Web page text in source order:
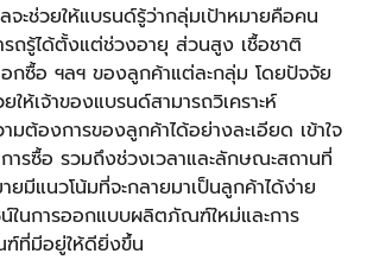
จะช่วยให้แบรนด์รู้ว่ากลุ่มเป้าหมายคือคน
ถรู้ได้ตั้งแต่ช่วงอายุ ส่วนสูง เชื้อชาติ
กซื้อ ฯลฯ ของลูกค้าแต่ละกลุ่ม โดยปัจจัย
ให้เจ้าของแบรนด์สามารถวิเคราะห์
มต้องการของลูกค้าได้อย่างละเอียด เข้าใจ
รซื้อ รวมถึงช่วงเวลาและลักษณะสถานที่
ยมีแนวโน้มที่จะกลายมาเป็นลูกค้าได้ง่าย
ในการออกแบบผลิตภัณฑ์ใหม่และการ
ที่มีอยู่ให้ดียิ่งขึ้น